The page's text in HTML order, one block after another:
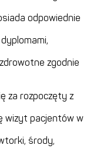
odpowiednie
zgodnie
za rozpoczęty z
wizyt pacjentów w
środy,